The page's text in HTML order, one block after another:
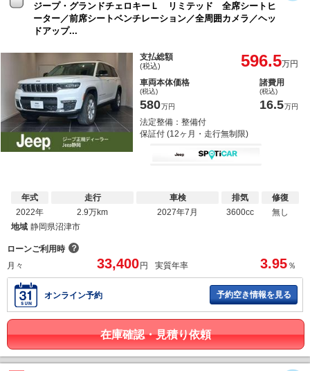
ジープ・グランドチェロキーＬ リミテッド 全席シートヒ
ーター／前席シートベンチレーション／全周囲カメラ／ヘッ
ドアップ...
支払総額
(税込) 596.5万円
車両本体価格
(税込)
580万円
諸費用
(税込)
16.5万円
法定整備：整備付
保証付 (12ヶ月・走行無制限)
年式
2022年
走行
2.9万km
車検
2027年7月
排気
3600cc
修復
無し
地域 静岡県沼津市
ローンご利用時 ？
月々
33,400 円 実質年率 3.95 ％
オンライン予約 予約空き情報を見る
在庫確認・見積り依頼